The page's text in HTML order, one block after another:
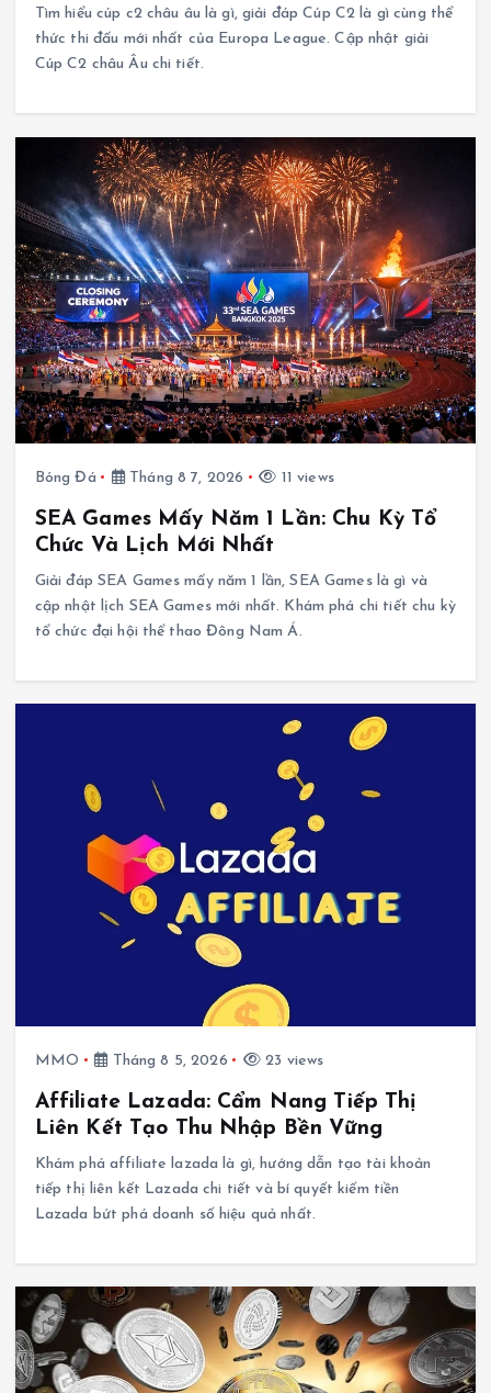
Tìm hiểu cúp c2 châu âu là gì, giải đáp Cúp C2 là gì cùng thể
thức thi đấu mới nhất của Europa League. Cập nhật giải
Cúp C2 châu Âu chi tiết.
Bóng Đá Tháng 8 7, 2026 11 views
SEA Games Mấy Năm 1 Lần: Chu Kỳ Tổ
Chức Và Lịch Mới Nhất
Giải đáp SEA Games mấy năm 1 lần, SEA Games là gì và
cập nhật lịch SEA Games mới nhất. Khám phá chi tiết chu kỳ
tổ chức đại hội thể thao Đông Nam Á.
MMO Tháng 8 5, 2026 23 views
Affiliate Lazada: Cẩm Nang Tiếp Thị
Liên Kết Tạo Thu Nhập Bền Vững
Khám phá affiliate lazada là gì, hướng dẫn tạo tài khoản
tiếp thị liên kết Lazada chi tiết và bí quyết kiếm tiền
Lazada bứt phá doanh số hiệu quả nhất.